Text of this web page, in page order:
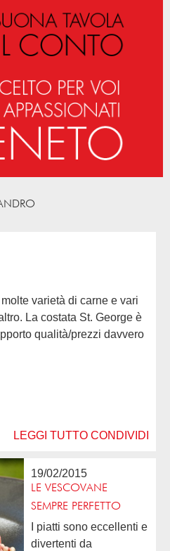
La costata St. George è
qualità/prezzi davvero
LEGGI TUTTO CONDIVIDI
19/02/2015
LE VESCOVANE
SEMPRE PERFETTO
divertenti da